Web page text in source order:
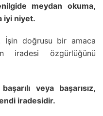
meydan okuma,
iyi niyet.
İşin doğrusu bir amaca
iradesi özgürlüğünü
veya başarısız,
iradesidir.